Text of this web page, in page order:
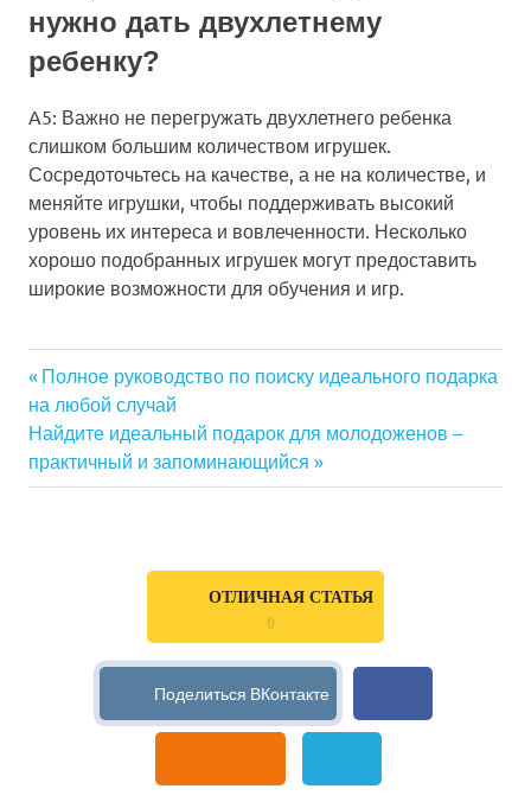
нужно дать двухлетнему
ребенку?
A5: Важно не перегружать двухлетнего ребенка
слишком большим количеством игрушек.
Сосредоточьтесь на качестве, а не на количестве, и
меняйте игрушки, чтобы поддерживать высокий
уровень их интереса и вовлеченности. Несколько
хорошо подобранных игрушек могут предоставить
широкие возможности для обучения и игр.
Навигация
по
Previous
Post:
Полное руководство по поиску идеального подарка
на любой случай
Next
Post:
Найдите идеальный подарок для молодоженов –
практичный и запоминающийся
ОТЛИЧНАЯ СТАТЬЯ
0